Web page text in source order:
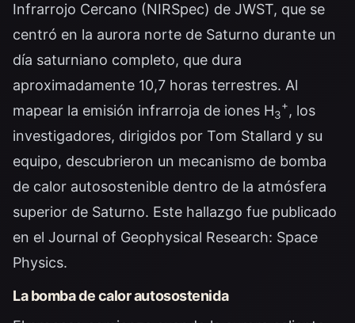
Infrarrojo Cercano (NIRSpec) de JWST, que se
centró en la aurora norte de Saturno durante un
día saturniano completo, que dura
aproximadamente 10,7 horas terrestres. Al
mapear la emisión infrarroja de iones H3
+, los
investigadores, dirigidos por Tom Stallard y su
equipo, descubrieron un mecanismo de bomba
de calor autosostenible dentro de la atmósfera
superior de Saturno. Este hallazgo fue publicado
en el Journal of Geophysical Research: Space
Physics.
La bomba de calor autosostenida